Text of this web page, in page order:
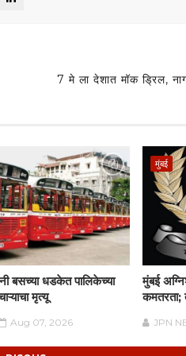
7 मे ला देशात मॉक ड्रिल,
बसच्या धडकेत पालिकेच्या
मृत्यू
Aug 07, 2026
मुंबई
मुंबई
कमतरता;
JPN